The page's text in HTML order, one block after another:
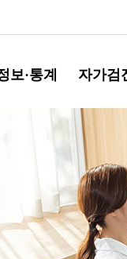
보·통계 자가검